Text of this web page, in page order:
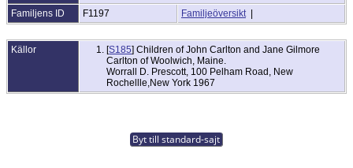
Familjens ID
F1197 Familjeöversikt|
Källor [S185] Children of John Carlton and Jane Gilmore
Carlton of Woolwich, Maine.
Worrall D. Prescott, 100 Pelham Road, New
Rochellle,New York 1967
Byt till standard-sajt